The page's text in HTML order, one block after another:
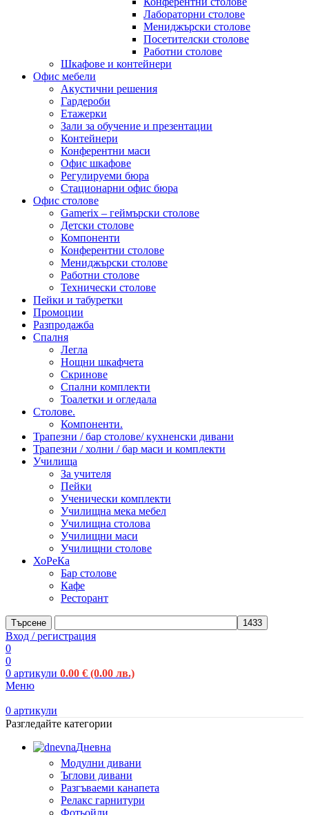
Лабораторни столове
Мениджърски столове
Посетителски столове
Работни столове
Шкафове и контейнери
Офис мебели
Акустични решения
Гардероби
Етажерки
Зали за обучение и презентации
Контейнери
Конферентни маси
Офис шкафове
Регулируеми бюра
Стационарни офис бюра
Офис столове
Gamerix – геймърски столове
Детски столове
Компоненти
Конферентни столове
Мениджърски столове
Работни столове
Технически столове
Пейки и табуретки
Промоции
Разпродажба
Спалня
Легла
Нощни шкафчета
Скринове
Спални комплекти
Тоалетки и огледала
Столове.
Компоненти.
Трапезни / бар столове/ кухненски дивани
Трапезни / холни / бар маси и комплекти
Училища
За учителя
Пейки
Ученически комплекти
Училищна мека мебел
Училищна столова
Училищни маси
Училищни столове
ХоРеКа
Бар столове
Кафе
Ресторант
Търсене
Вход / регистрация
0
0
0 артикули 0.00 € (0.00 лв.)
Меню
0 артикули
Разгледайте категории
Дневна
Модулни дивани
Ъглови дивани
Разгъваеми канапета
Релакс гарнитури
Фотьойли